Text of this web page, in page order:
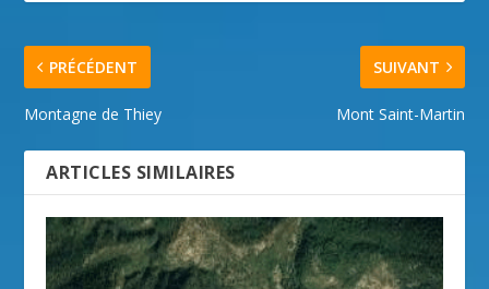
PRÉCÉDENT
Montagne de Thiey
SUIVANT
Mont Saint-Martin
ARTICLES SIMILAIRES